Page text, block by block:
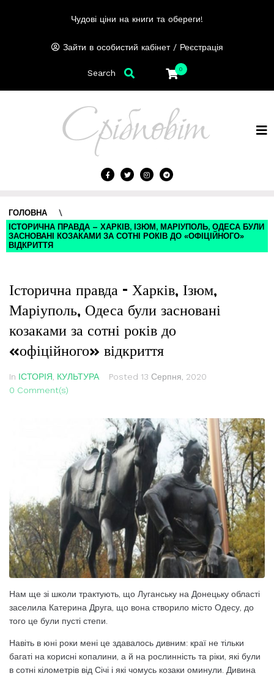
Чудові ціни на книги та обереги!
Зайти в особистий кабінет / Реєстрація
0
Search
ГОЛОВНА
\
ІСТОРИЧНА ПРАВДА – ХАРКІВ, ІЗЮМ, МАРІУПОЛЬ, ОДЕСА БУЛИ
ЗАСНОВАНІ КОЗАКАМИ ЗА СОТНІ РОКІВ ДО «ОФІЦІЙНОГО»
ВІДКРИТТЯ
Історична правда – Харків, Ізюм,
Маріуполь, Одеса були засновані
козаками за сотні років до
«офіційного» відкриття
In ІСТОРІЯ КУЛЬТУРА Posted 13 Серпня, 2020
0 Comment(s)
Нам ще зі школи трактують, що Луганську на Донецьку області
заселила Катерина Друга, що вона створило місто Одесу, до
того це були пусті степи.
Навіть в юні роки мені це здавалось дивним: краї не тільки
багаті на корисні копалини, а й на рослинність та ріки, які були
в сотні кілометрів від Січі і які чомусь козаки оминули. Дивина